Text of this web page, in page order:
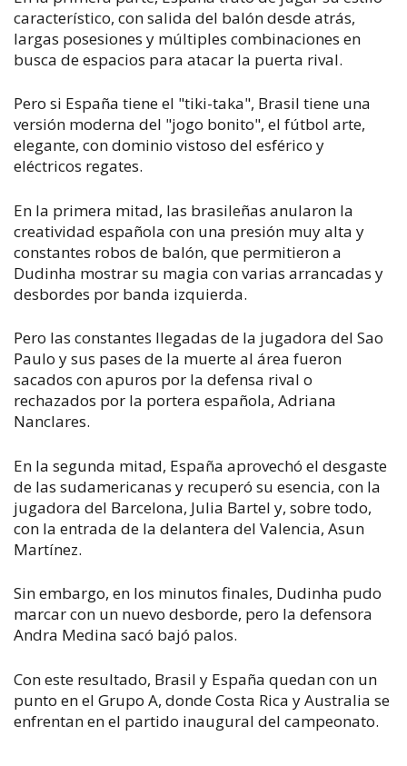
característico, con salida del balón desde atrás,
largas posesiones y múltiples combinaciones en
busca de espacios para atacar la puerta rival.
Pero si España tiene el "tiki-taka", Brasil tiene una
versión moderna del "jogo bonito", el fútbol arte,
elegante, con dominio vistoso del esférico y
eléctricos regates.
En la primera mitad, las brasileñas anularon la
creatividad española con una presión muy alta y
constantes robos de balón, que permitieron a
Dudinha mostrar su magia con varias arrancadas y
desbordes por banda izquierda.
Pero las constantes llegadas de la jugadora del Sao
Paulo y sus pases de la muerte al área fueron
sacados con apuros por la defensa rival o
rechazados por la portera española, Adriana
Nanclares.
En la segunda mitad, España aprovechó el desgaste
de las sudamericanas y recuperó su esencia, con la
jugadora del Barcelona, Julia Bartel y, sobre todo,
con la entrada de la delantera del Valencia, Asun
Martínez.
Sin embargo, en los minutos finales, Dudinha pudo
marcar con un nuevo desborde, pero la defensora
Andra Medina sacó bajó palos.
Con este resultado, Brasil y España quedan con un
punto en el Grupo A, donde Costa Rica y Australia se
enfrentan en el partido inaugural del campeonato.